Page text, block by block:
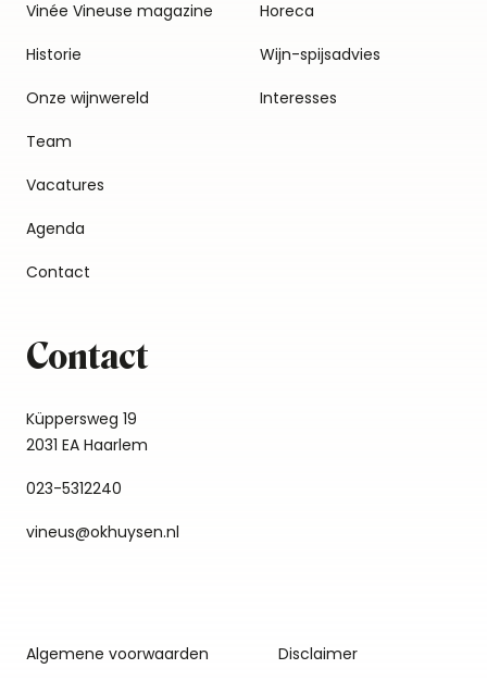
Vinée Vineuse magazine
Historie
Onze wijnwereld
Team
Vacatures
Agenda
Contact
Horeca
Wijn-spijsadvies
Interesses
Contact
Küppersweg 19
2031 EA Haarlem
023-5312240
vineus@okhuysen.nl
Algemene voorwaarden Disclaimer